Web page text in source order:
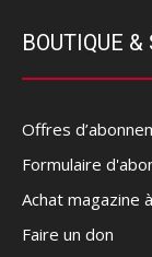
BOUTIQUE &
Offres
Formulaire
Achat magazine
Faire un don